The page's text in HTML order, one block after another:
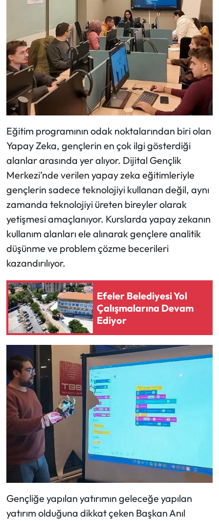
Eğitim programının odak noktalarından biri olan
Yapay Zeka, gençlerin en çok ilgi gösterdiği
alanlar arasında yer alıyor. Dijital Gençlik
Merkezi’nde verilen yapay zeka eğitimleriyle
gençlerin sadece teknolojiyi kullanan değil, aynı
zamanda teknolojiyi üreten bireyler olarak
yetişmesi amaçlanıyor. Kurslarda yapay zekanın
kullanım alanları ele alınarak gençlere analitik
düşünme ve problem çözme becerileri
kazandırılıyor.
Efeler Belediyesi Yol
Çalışmalarına Devam
Ediyor
Gençliğe yapılan yatırımın geleceğe yapılan
yatırım olduğuna dikkat çeken Başkan Anıl